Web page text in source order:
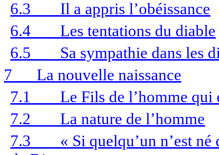
6.3
Il a appris l’obéissance
6.4
Les tentations du diable
6.5
Sa sympathie dans les
7
La nouvelle naissance
7.1
Le Fils de l’homme qui
7.2
La nature de l’homme
7.3
« Si quelqu’un n’est